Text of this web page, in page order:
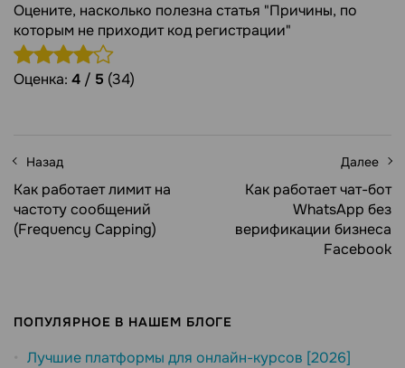
Оцените, насколько полезна статья "Причины, по
которым не приходит код регистрации"
Оценка: 4 / 5 (34)
Назад
Как работает лимит на
частоту сообщений
(Frequency Capping)
Далее
Как работает чат-бот
WhatsApp без
верификации бизнеса
Facebook
ПОПУЛЯРНОЕ В НАШЕМ БЛОГЕ
Лучшие платформы для онлайн-курсов [2026]